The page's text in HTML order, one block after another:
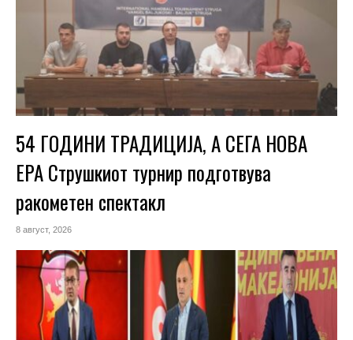
54 ГОДИНИ ТРАДИЦИЈА, А СЕГА НОВА
ЕРА Струшкиот турнир подготвува
ракометен спектакл
8 август, 2026